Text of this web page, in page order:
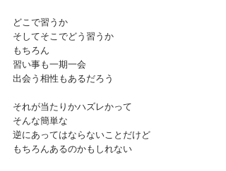
どこで習うか
そしてそこでどう習うか
もちろん
習い事も一期一会
出会う相性もあるだろう
それが当たりかハズレかって
そんな簡単な
逆にあってはならないことだけど
もちろんあるのかもしれない